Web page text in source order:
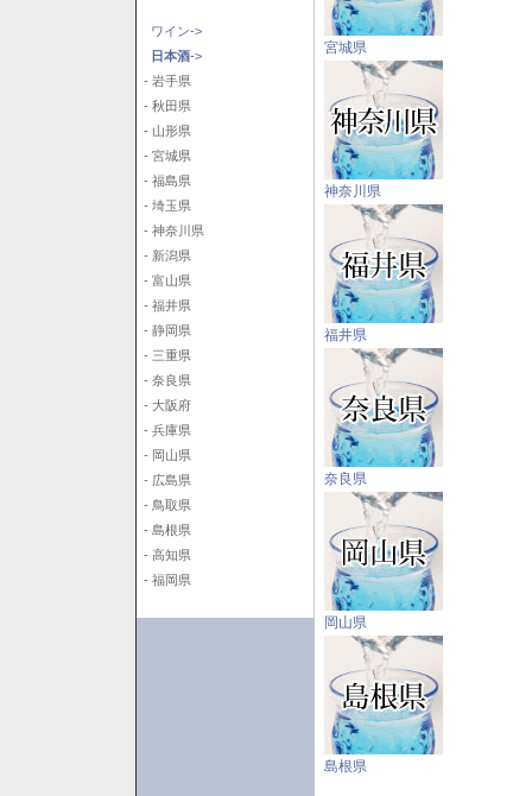
ワイン->
日本酒->
- 岩手県
- 秋田県
- 山形県
- 宮城県
- 福島県
- 埼玉県
- 神奈川県
- 新潟県
- 富山県
- 福井県
- 静岡県
- 三重県
- 奈良県
- 大阪府
- 兵庫県
- 岡山県
- 広島県
- 鳥取県
- 島根県
- 高知県
- 福岡県
宮城県
神奈川県
福井県
奈良県
岡山県
島根県